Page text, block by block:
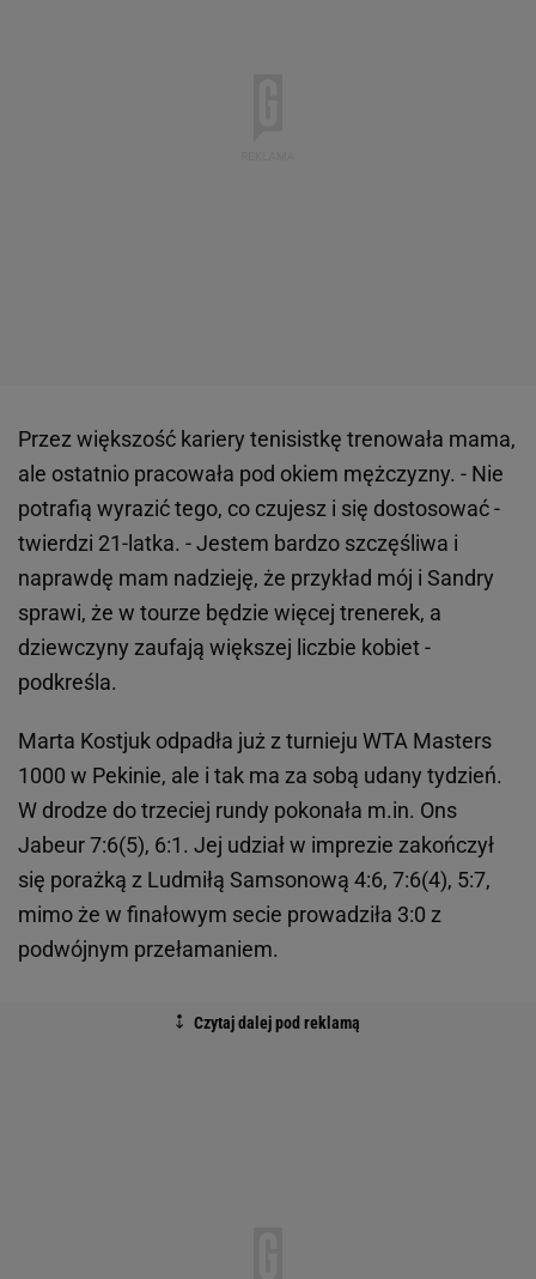
Przez większość kariery tenisistkę trenowała mama,
ale ostatnio pracowała pod okiem mężczyzny. - Nie
potrafią wyrazić tego, co czujesz i się dostosować -
twierdzi 21-latka. - Jestem bardzo szczęśliwa i
naprawdę mam nadzieję, że przykład mój i Sandry
sprawi, że w tourze będzie więcej trenerek, a
dziewczyny zaufają większej liczbie kobiet -
podkreśla.
Marta Kostjuk odpadła już z turnieju WTA Masters
1000 w Pekinie, ale i tak ma za sobą udany tydzień.
W drodze do trzeciej rundy pokonała m.in. Ons
Jabeur 7:6(5), 6:1. Jej udział w imprezie zakończył
się porażką z Ludmiłą Samsonową 4:6, 7:6(4), 5:7,
mimo że w finałowym secie prowadziła 3:0 z
podwójnym przełamaniem.